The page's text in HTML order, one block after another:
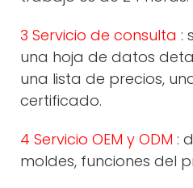
3 Servicio de consulta :
una hoja de datos
una lista de precios,
certificado.
4 Servicio OEM y ODM :
moldes, funciones del